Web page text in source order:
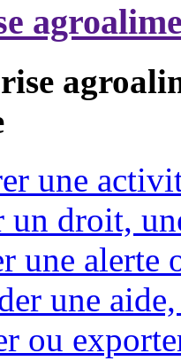
une
un droit,
une alerte
une
ou